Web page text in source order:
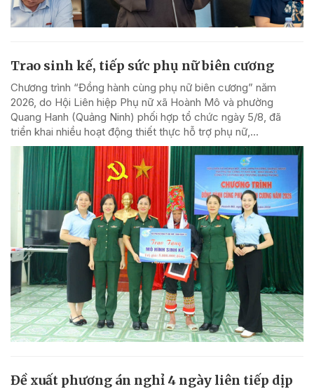
Trao sinh kế, tiếp sức phụ nữ biên cương
Chương trình “Đồng hành cùng phụ nữ biên cương” năm
2026, do Hội Liên hiệp Phụ nữ xã Hoành Mô và phường
Quang Hanh (Quảng Ninh) phối hợp tổ chức ngày 5/8, đã
triển khai nhiều hoạt động thiết thực hỗ trợ phụ nữ,...
Đề xuất phương án nghỉ 4 ngày liên tiếp dịp